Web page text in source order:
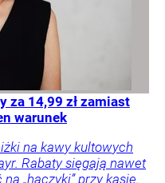
za 14,99 zł zamiast
warunek
na kawy kultowych
Rabaty sięgają nawet
„haczyki” przy kasie.